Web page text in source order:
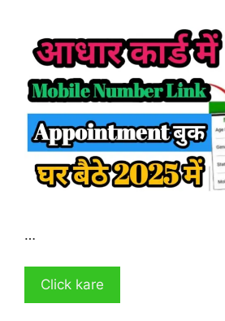
…
Click kare